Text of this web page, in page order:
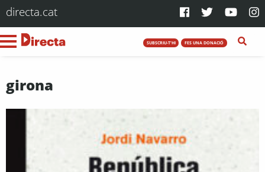
directa.cat
SUBSCRIU-T'HI FES UNA DONACIÓ
girona